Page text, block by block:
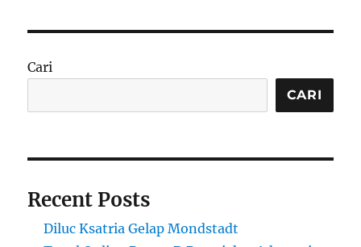
Cari
CARI
Recent Posts
Diluc Ksatria Gelap Mondstadt